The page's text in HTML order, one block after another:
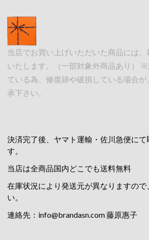
当店でお買い上げいただいた商品には
いたします。（一部対象外商品あり）
ている為、修復跡や破損している場合が
承下さい。
決済完了後、ヤマト運輸・佐川急便にて
す。
当店は全商品国内どこでも送料無料
在庫状況により発送元が異なりますので
い。
連絡先： info@brandasn.com藤原惠子